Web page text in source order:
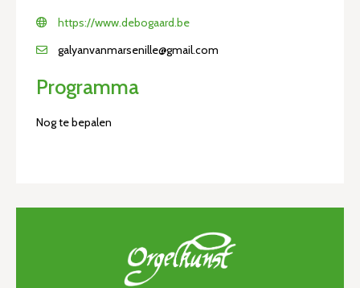
https://www.debogaard.be
galyanvanmarsenille@gmail.com
Programma
Nog te bepalen